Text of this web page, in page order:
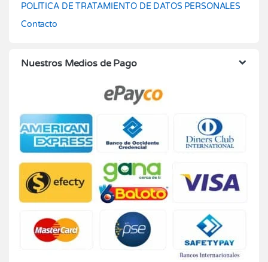
POLÍTICA DE TRATAMIENTO DE DATOS PERSONALES
Contacto
Nuestros Medios de Pago